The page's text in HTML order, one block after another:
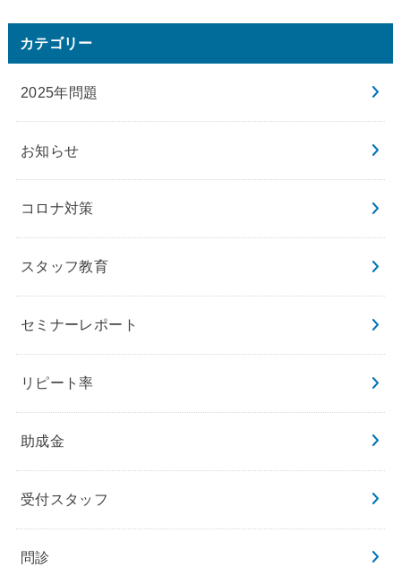
カテゴリー
2025年問題
お知らせ
コロナ対策
スタッフ教育
セミナーレポート
リピート率
助成金
受付スタッフ
問診